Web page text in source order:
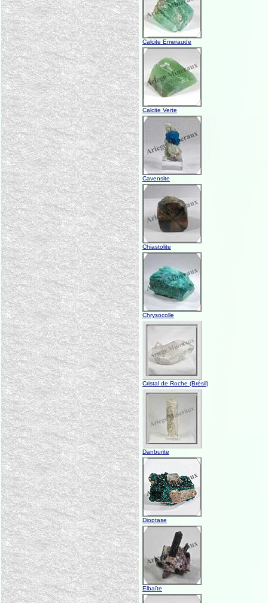
Calcite Emeraude
Calcite Verte
Cavensite
Chiastolite
Chrysocolle
Cristal de Roche (Brésil)
Danburite
Dioptase
Elbaïte